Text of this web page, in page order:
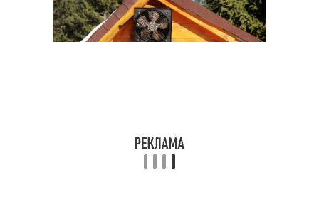
Вентиляция в
одноэтажном доме